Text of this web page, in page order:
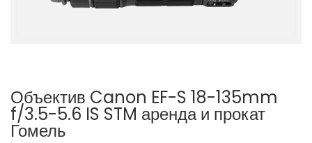
Объектив Canon EF-S 18-135mm
f/3.5-5.6 IS STM аренда и прокат
Гомель